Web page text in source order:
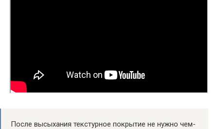
После высыхания текстурное покрытие не нужно чем-